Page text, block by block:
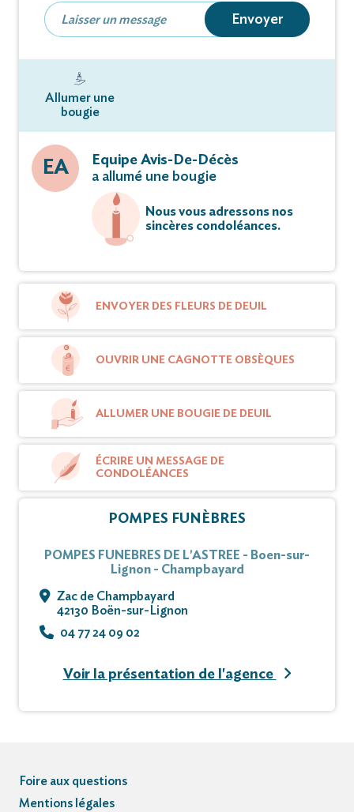
Envoyer
Allumer une
bougie
EA
Equipe Avis-De-Décès
a allumé une bougie
Nous vous adressons nos
sincères condoléances.
ENVOYER DES FLEURS DE DEUIL
OUVRIR UNE CAGNOTTE OBSÈQUES
ALLUMER UNE BOUGIE DE DEUIL
ÉCRIRE UN MESSAGE DE
CONDOLÉANCES
POMPES FUNÈBRES
POMPES FUNEBRES DE L'ASTREE - Boen-sur-
Lignon - Champbayard
Zac de Champbayard
42130 Boën-sur-Lignon
04 77 24 09 02
Voir la présentation de l'agence
Foire aux questions
Mentions légales